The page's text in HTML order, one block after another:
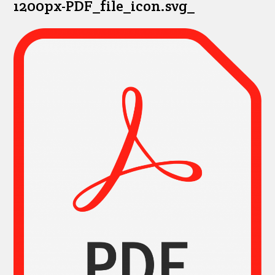
1200px-PDF_file_icon.svg_